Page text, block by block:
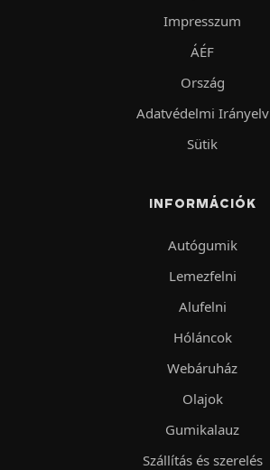
Impresszum
ÁÉF
Ország
Adatvédelmi Irányelv
Sütik
INFORMÁCIÓK
Autógumik
Lemezfelni
Alufelni
Hóláncok
Webáruház
Olajok
Gumikalauz
Szállítás és szerelés